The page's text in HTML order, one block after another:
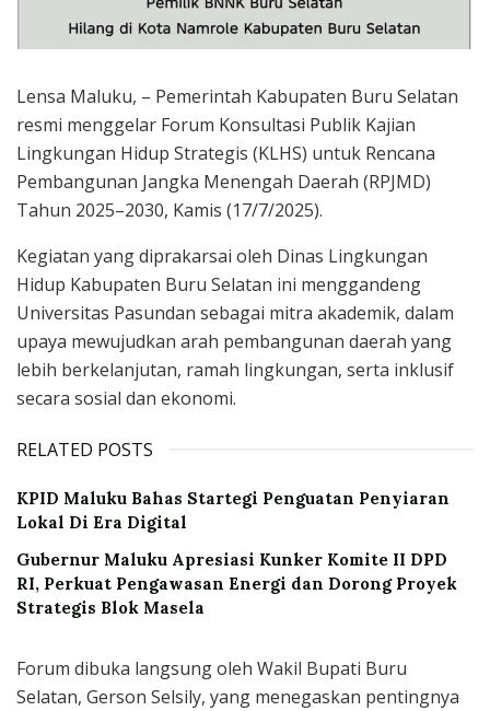
Lensa Maluku, – Pemerintah Kabupaten Buru Selatan
resmi menggelar Forum Konsultasi Publik Kajian
Lingkungan Hidup Strategis (KLHS) untuk Rencana
Pembangunan Jangka Menengah Daerah (RPJMD)
Tahun 2025–2030, Kamis (17/7/2025).
Kegiatan yang diprakarsai oleh Dinas Lingkungan
Hidup Kabupaten Buru Selatan ini menggandeng
Universitas Pasundan sebagai mitra akademik, dalam
upaya mewujudkan arah pembangunan daerah yang
lebih berkelanjutan, ramah lingkungan, serta inklusif
secara sosial dan ekonomi.
RELATED POSTS
KPID Maluku Bahas Startegi Penguatan Penyiaran
Lokal Di Era Digital
Gubernur Maluku Apresiasi Kunker Komite II DPD
RI, Perkuat Pengawasan Energi dan Dorong Proyek
Strategis Blok Masela
Forum dibuka langsung oleh Wakil Bupati Buru
Selatan, Gerson Selsily, yang menegaskan pentingnya